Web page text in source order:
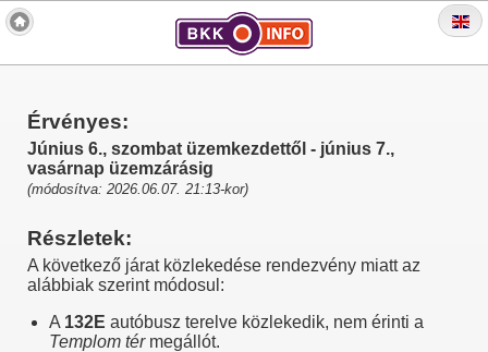
Érvényes:
Június 6., szombat üzemkezdettől - június 7.,
vasárnap üzemzárásig
(módosítva: 2026.06.07. 21:13-kor)
Részletek:
A következő járat közlekedése rendezvény miatt az
alábbiak szerint módosul:
A 132E autóbusz terelve közlekedik, nem érinti a
Templom térmegállót.